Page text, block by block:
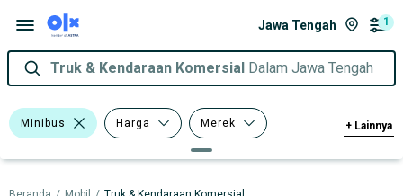
Jawa Tengah 1
Truk & Kendaraan Komersial Dalam Jawa Tengah
Minibus Harga Merek
Tipe Bodi Model
+ Lainnya